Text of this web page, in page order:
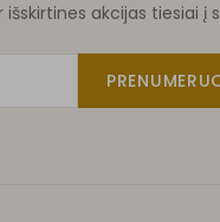
akcijas tiesiai į